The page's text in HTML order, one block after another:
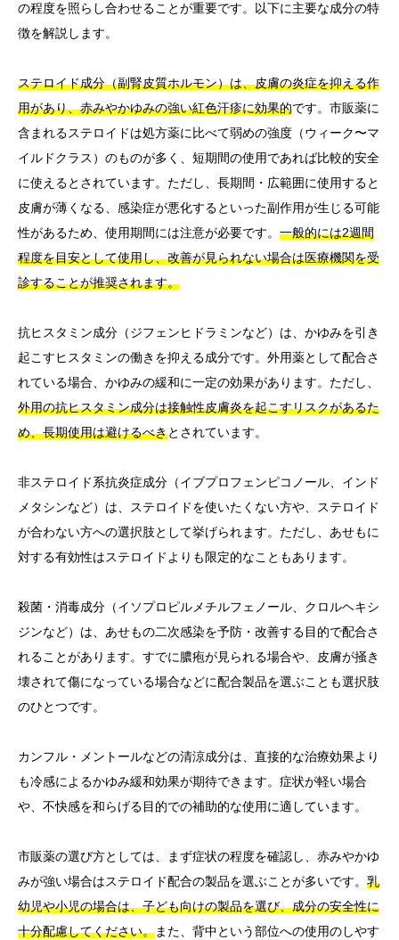
の程度を照らし合わせることが重要です。以下に主要な成分の特
徴を解説します。
ステロイド成分（副腎皮質ホルモン）は、皮膚の炎症を抑える作
用があり、赤みやかゆみの強い紅色汗疹に効果的です。市販薬に
含まれるステロイドは処方薬に比べて弱めの強度（ウィーク〜マ
イルドクラス）のものが多く、短期間の使用であれば比較的安全
に使えるとされています。ただし、長期間・広範囲に使用すると
皮膚が薄くなる、感染症が悪化するといった副作用が生じる可能
性があるため、使用期間には注意が必要です。 一般的には2週間
程度を目安として使用し、改善が見られない場合は医療機関を受
診することが推奨されます。
抗ヒスタミン成分（ジフェンヒドラミンなど）は、かゆみを引き
起こすヒスタミンの働きを抑える成分です。外用薬として配合さ
れている場合、かゆみの緩和に一定の効果があります。ただし、
外用の抗ヒスタミン成分は接触性皮膚炎を起こすリスクがあるた
め、長期使用は避けるべきとされています。
非ステロイド系抗炎症成分（イブプロフェンピコノール、インド
メタシンなど）は、ステロイドを使いたくない方や、ステロイド
が合わない方への選択肢として挙げられます。ただし、あせもに
対する有効性はステロイドよりも限定的なこともあります。
殺菌・消毒成分（イソプロピルメチルフェノール、クロルヘキシ
ジンなど）は、あせもの二次感染を予防・改善する目的で配合さ
れることがあります。すでに膿疱が見られる場合や、皮膚が掻き
壊されて傷になっている場合などに配合製品を選ぶことも選択肢
のひとつです。
カンフル・メントールなどの清涼成分は、直接的な治療効果より
も冷感によるかゆみ緩和効果が期待できます。症状が軽い場合
や、不快感を和らげる目的での補助的な使用に適しています。
市販薬の選び方としては、まず症状の程度を確認し、赤みやかゆ
みが強い場合はステロイド配合の製品を選ぶことが多いです。 乳
幼児や小児の場合は、子ども向けの製品を選び、成分の安全性に
十分配慮してください。また、背中という部位への使用のしやす